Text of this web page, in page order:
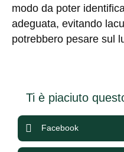
modo da poter
adeguata, evitando
potrebbero pesare sul
Ti è piaciuto
Facebook